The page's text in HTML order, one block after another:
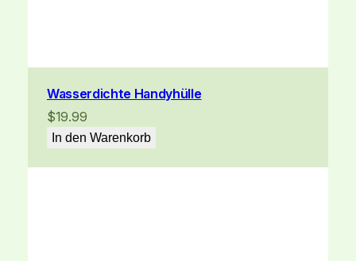
Wasserdichte Handyhülle
$19.99
In den Warenkorb